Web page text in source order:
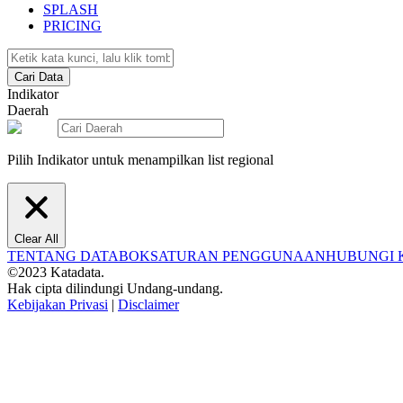
SPLASH
PRICING
Cari Data
Indikator
Daerah
Pilih Indikator untuk menampilkan list regional
Clear All
TENTANG DATABOKSATURAN PENGGUNAANHUBUNGI
©2023 Katadata.
Hak cipta dilindungi Undang-undang.
Kebijakan Privasi | Disclaimer